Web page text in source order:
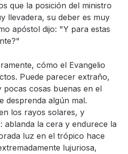
que la posición del ministro
llevadera, su deber es muy
apóstol dijo: "Y para estas
cómo el Evangelio
Puede parecer extraño,
cosas buenas en el
desprenda algún mal.
los rayos solares, y
ablanda la cera y endurece la
luz en el trópico hace
lujuriosa,